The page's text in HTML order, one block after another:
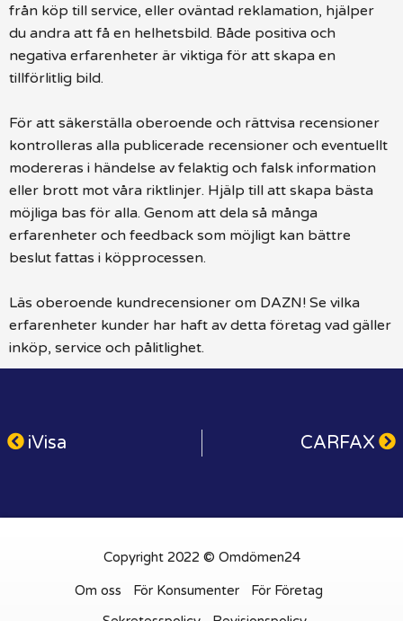
från köp till service, eller oväntad reklamation, hjälper
du andra att få en helhetsbild. Både positiva och
negativa erfarenheter är viktiga för att skapa en
tillförlitlig bild.
För att säkerställa oberoende och rättvisa recensioner
kontrolleras alla publicerade recensioner och eventuellt
modereras i händelse av felaktig och falsk information
eller brott mot våra riktlinjer. Hjälp till att skapa bästa
möjliga bas för alla. Genom att dela så många
erfarenheter och feedback som möjligt kan bättre
beslut fattas i köpprocessen.
Läs oberoende kundrecensioner om DAZN! Se vilka
erfarenheter kunder har haft av detta företag vad gäller
inköp, service och pålitlighet.
iVisa CARFAX
Copyright 2022 © Omdömen24
Om oss För Konsumenter
För Företag